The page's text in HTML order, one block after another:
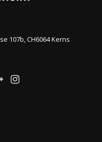
107b, CH6064 Kerns